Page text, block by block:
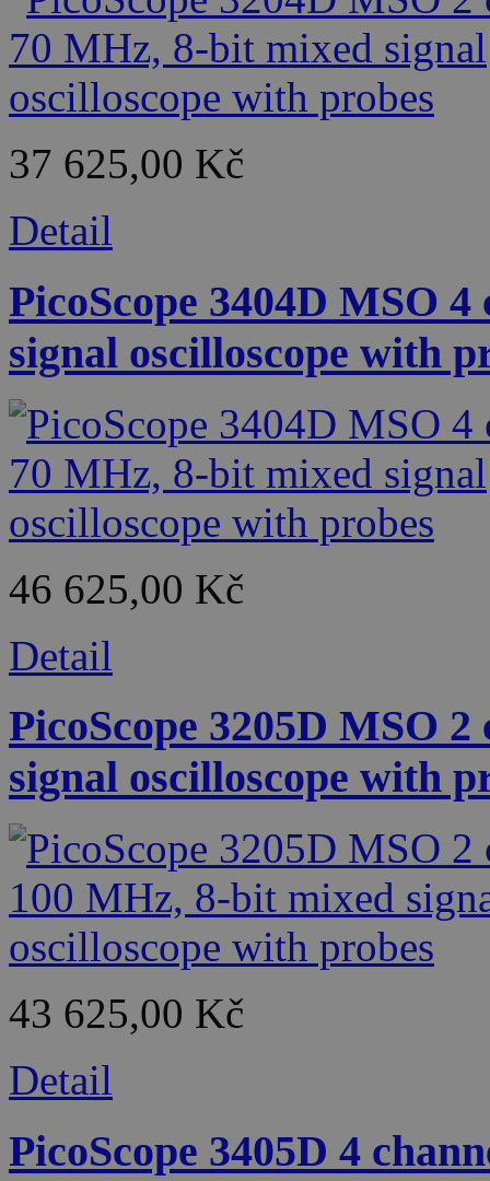
37 625,00 Kč
Detail
PicoScope 3404D MSO
signal oscilloscope with
46 625,00 Kč
Detail
PicoScope 3205D MSO
signal oscilloscope with
43 625,00 Kč
Detail
PicoScope 3405D 4